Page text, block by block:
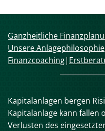
Navigation
überspringen
Ganzheitliche
Unsere Anlagephilosophie
Finanzcoaching
Kapitalanlagen bergen
Kapitalanlage kann fallen
Verlusten des